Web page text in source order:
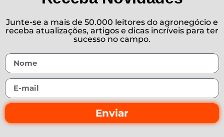
Junte-se a mais de 50.000 leitores do agronegócio e
receba atualizações, artigos e dicas incríveis para ter
sucesso no campo.
Enviar